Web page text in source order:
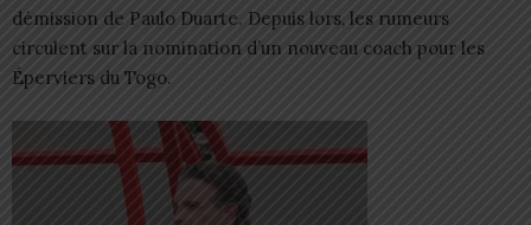
démission de Paulo Duarte. Depuis lors, les rumeurs
circulent sur la nomination d’un nouveau coach pour les
Éperviers du Togo.